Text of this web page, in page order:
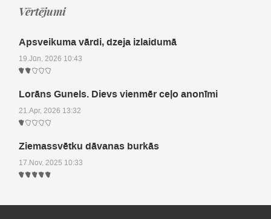
Vērtējumi
Apsveikuma vārdi, dzeja izlaidumā
19.Jūn, 2026 10:43
Lorāns Gunels. Dievs vienmēr ceļo anonīmi
21.Apr, 2026 13:32
Ziemassvētku dāvanas burkās
17.Nov, 2025 10:33